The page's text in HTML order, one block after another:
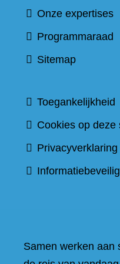
Onze expertises
Programmaraad
Sitemap
Toegankelijkheid
Cookies op deze
Privacyverklaring
Samen werken aan